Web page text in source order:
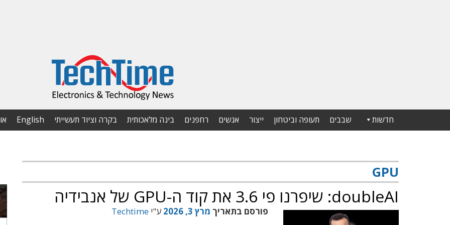
חדשות שבבים תעופה וביטחון ייצור אנשים רחפנים בינה מלאכותית בקרה וציוד תעשייתי English
GPU
doubleAI: שיפרנו פי 3.6 את קוד ה-GPU של אנבידיה
פורסם בתאריך מרץ 3, 2026 ע"י Techtime